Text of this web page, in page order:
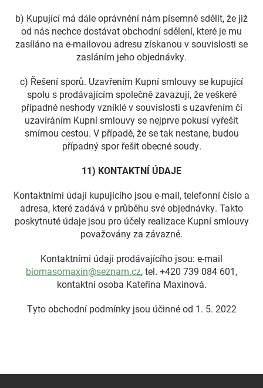
b) Kupující má dále oprávnění nám písemně sdělit, že již
od nás nechce dostávat obchodní sdělení, které je mu
zasíláno na e-mailovou adresu získanou v souvislosti se
zasláním jeho objednávky.
c) Řešení sporů. Uzavřením Kupní smlouvy se kupující
spolu s prodávajícím společně zavazují, že veškeré
případné neshody vzniklé v souvislosti s uzavřením či
uzavíráním Kupní smlouvy se nejprve pokusí vyřešit
smírnou cestou. V případě, že se tak nestane, budou
případný spor řešit obecné soudy.
11) KONTAKTNÍ ÚDAJE
Kontaktními údaji kupujícího jsou e-mail, telefonní číslo a
adresa, které zadává v průběhu své objednávky. Takto
poskytnuté údaje jsou pro účely realizace Kupní smlouvy
považovány za závazné.
Kontaktními údaji prodávajícího jsou: e-mail
biomasomaxin@seznam.cz, tel. +420 739 084 601,
kontaktní osoba Kateřina Maxinová.
Tyto obchodní podmínky jsou účinné od 1. 5. 2022